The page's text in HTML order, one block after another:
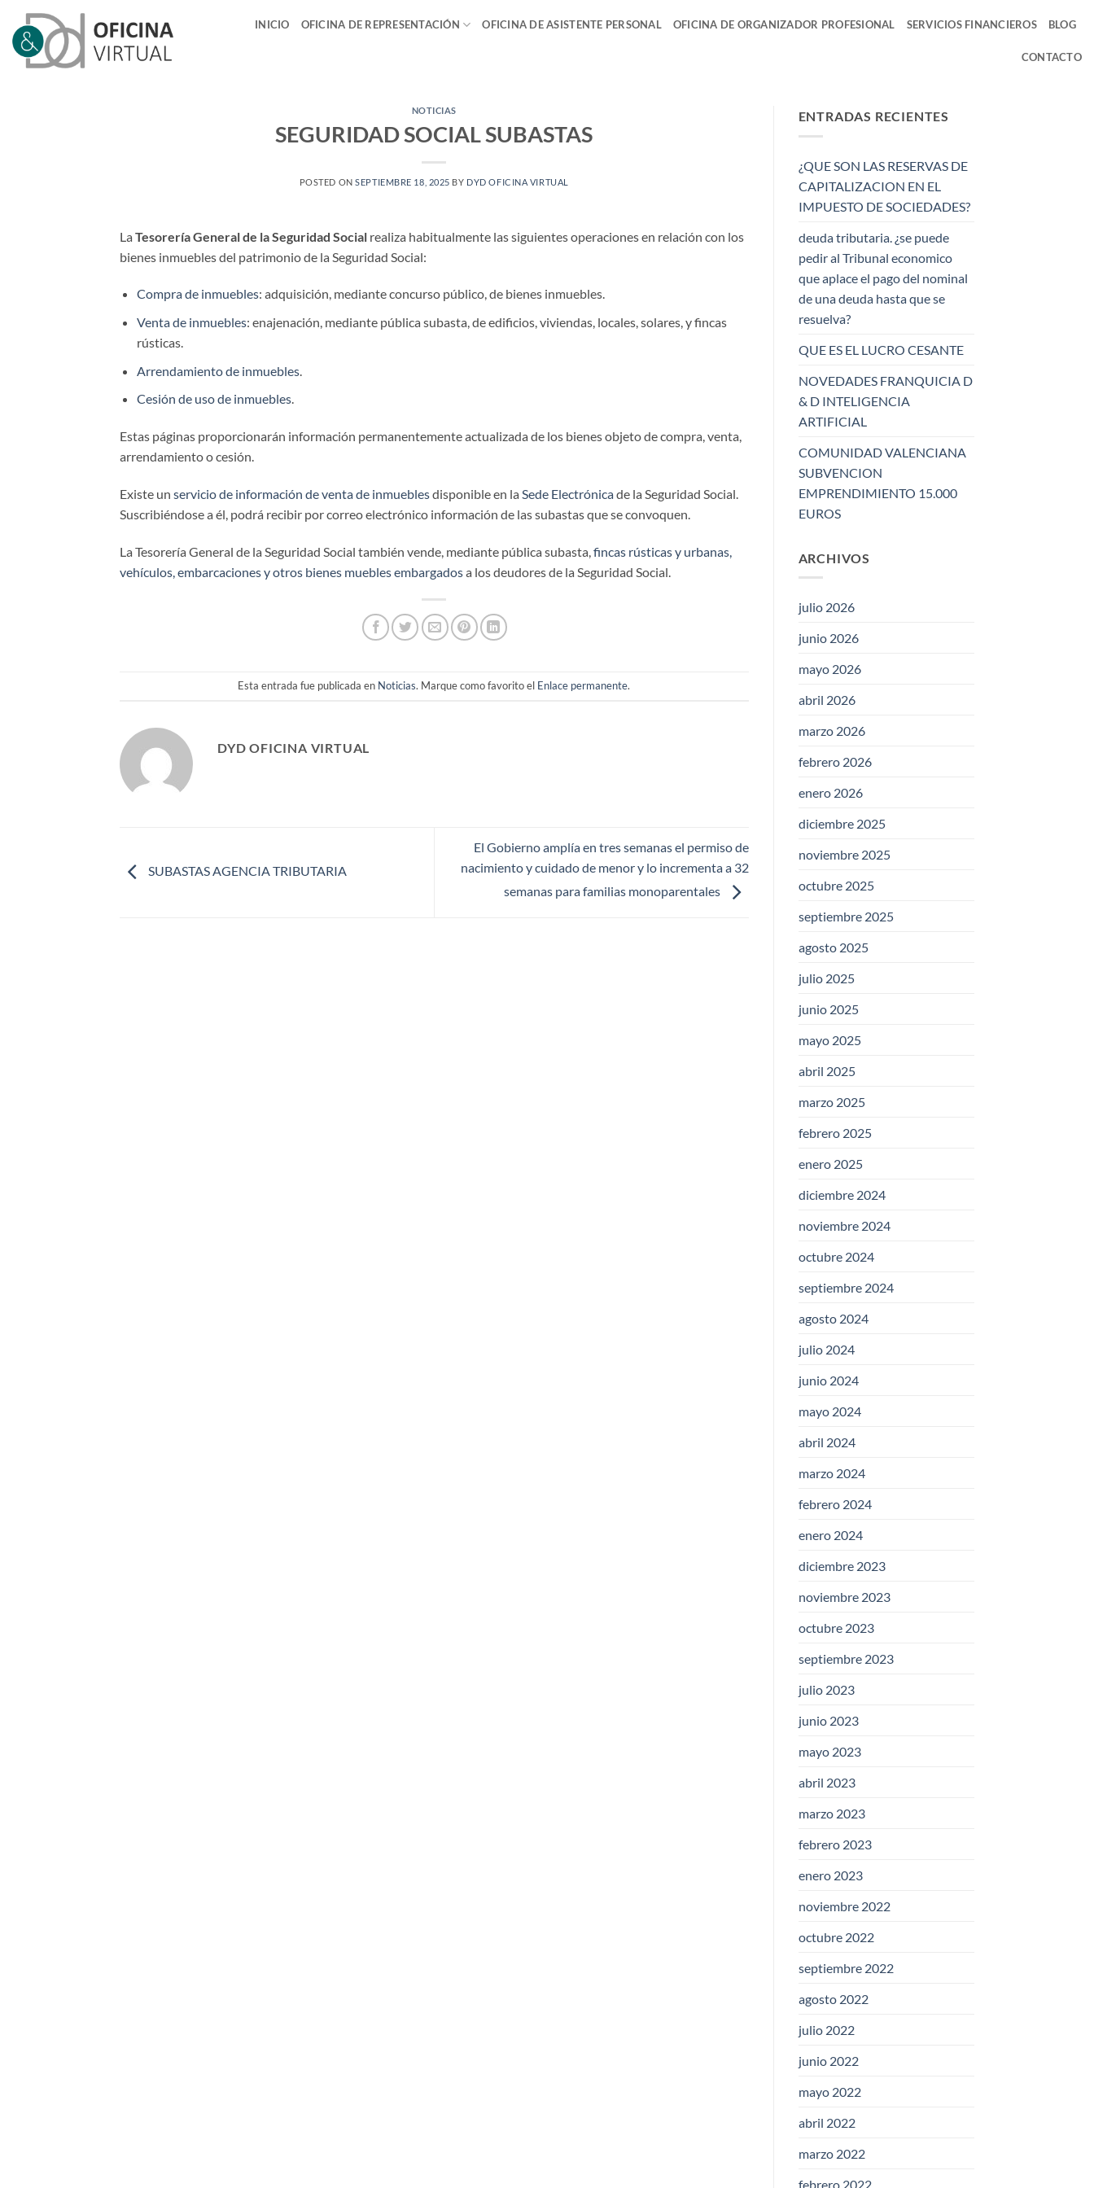
Saltar
contenido
INICIO OFICINA DE REPRESENTACIÓN OFICINA DE ASISTENTE PERSONAL OFICINA DE ORGANIZADOR PROFESIONAL SERVICIOS FINANCIEROS BLOG
CONTACTO
NOTICIAS
SEGURIDAD SOCIAL SUBASTAS
POSTED ONSEPTIEMBRE 18, 2025 BY DYD OFICINA VIRTUAL
La Tesorería General de la Seguridad Social realiza habitualmente las siguientes operaciones en relación con los
bienes inmuebles del patrimonio de la Seguridad Social:
Compra de inmuebles: adquisición, mediante concurso público, de bienes inmuebles.
Venta de inmuebles: enajenación, mediante pública subasta, de edificios, viviendas, locales, solares, y fincas
rústicas.
Arrendamiento de inmuebles.
Cesión de uso de inmuebles.
Estas páginas proporcionarán información permanentemente actualizada de los bienes objeto de compra, venta,
arrendamiento o cesión.
Existe un servicio de información de venta de inmueblesdisponible en la Sede Electrónicade la Seguridad Social.
Suscribiéndose a él, podrá recibir por correo electrónico información de las subastas que se convoquen.
La Tesorería General de la Seguridad Social también vende, mediante pública subasta, fincas rústicas y urbanas,
vehículos, embarcaciones y otros bienes muebles embargadosa los deudores de la Seguridad Social.
Esta entrada fue publicada en Noticias. Marque como favorito el Enlace permanente.
DYD OFICINA VIRTUAL
SUBASTAS AGENCIA TRIBUTARIA
El Gobierno amplía en tres semanas el permiso de
nacimiento y cuidado de menor y lo incrementa a 32
semanas para familias monoparentales
ENTRADAS RECIENTES
¿QUE SON LAS RESERVAS DE
CAPITALIZACION EN EL
IMPUESTO DE SOCIEDADES?
deuda tributaria. ¿se puede
pedir al Tribunal economico
que aplace el pago del nominal
de una deuda hasta que se
resuelva?
QUE ES EL LUCRO CESANTE
NOVEDADES FRANQUICIA D
& D INTELIGENCIA
ARTIFICIAL
COMUNIDAD VALENCIANA
SUBVENCION
EMPRENDIMIENTO 15.000
EUROS
ARCHIVOS
julio 2026
junio 2026
mayo 2026
abril 2026
marzo 2026
febrero 2026
enero 2026
diciembre 2025
noviembre 2025
octubre 2025
septiembre 2025
agosto 2025
julio 2025
junio 2025
mayo 2025
abril 2025
marzo 2025
febrero 2025
enero 2025
diciembre 2024
noviembre 2024
octubre 2024
septiembre 2024
agosto 2024
julio 2024
junio 2024
mayo 2024
abril 2024
marzo 2024
febrero 2024
enero 2024
diciembre 2023
noviembre 2023
octubre 2023
septiembre 2023
julio 2023
junio 2023
mayo 2023
abril 2023
marzo 2023
febrero 2023
enero 2023
noviembre 2022
octubre 2022
septiembre 2022
agosto 2022
julio 2022
junio 2022
mayo 2022
abril 2022
marzo 2022
febrero 2022